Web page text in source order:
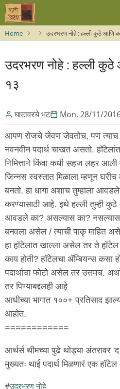
Skip
main
content
Home उदरभरण नोहे : हल्ली कुठे आणि
उदरभरण नोहे : हल्ली
१३
घाटावरचे भट Mon, 28/11/
आपण रोजचे जेवण जेवतोच, पण त्याच
नवनवीन पदार्थ चाखत असतो.
निमित्ताने किंवा कधी सहज लहर आली
जिन्नस स्वस्तात मिळाला म्हणून घरीच
बनतो. हा धागा अशाच तुम्हाला
करण्यासाठी आहे. इथे हल्ली तुम्ही
आवडले का? असल्यास का? नसल्यास
बनवला असेल / त्याची पाकृ माहित
हा हॉटेलात खाल्ला असेल तर ते
काय होती? हॉटेलचा अ‍ॅम्बियन्स कसा
पदार्थाचा फोटो असेल तर उत्तमच.
तर पिण्याबद्दलही आहे
आधीच्या भागात १००+ प्रतिसाद
आहोत.
============
आर्थर्स थीमच्या पुढे थोड्या अंतरावर
मुख्यतः थाई पदार्थ मिळणारं एक
उदरभरण नोहे